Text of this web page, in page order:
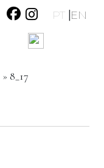
PT EN
» 8_17